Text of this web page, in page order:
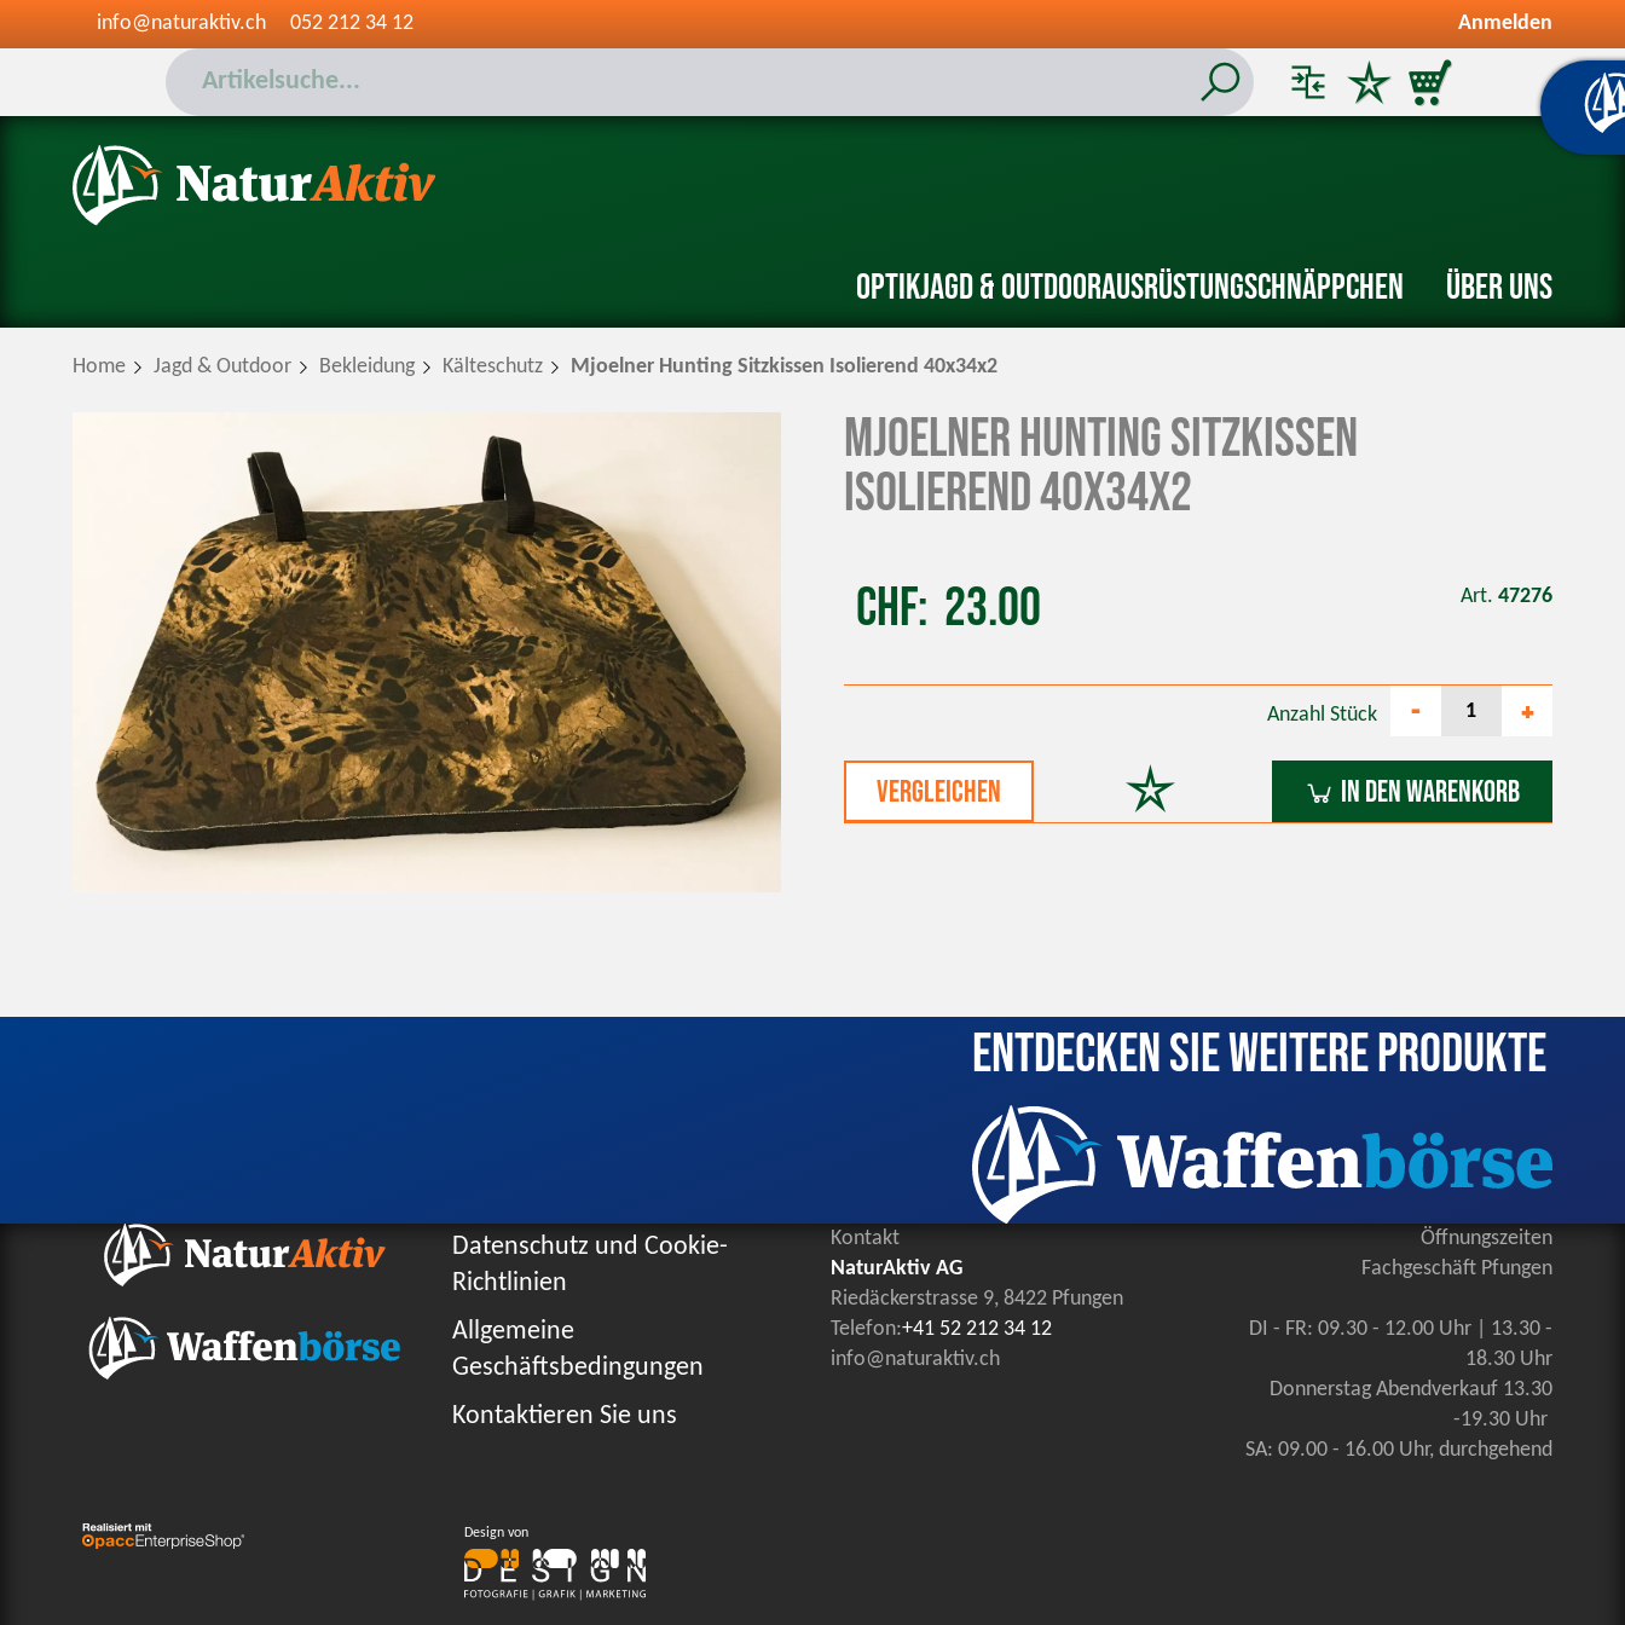
info@naturaktiv.ch 052 212 34 12 Anmelden
OptikJagd & OutdoorAusrüstungSchnäppchen Über uns
Home Jagd & Outdoor Bekleidung Kälteschutz Mjoelner Hunting Sitzkissen Isolierend 40x34x2
Mjoelner Hunting Sitzkissen
Isolierend 40x34x2
CHF 23.00 Art. 47276
vergleichen
Anzahl Stück - +
In den Warenkorb
Entdecken Sie weitere Produkte
Datenschutz und Cookie-
Richtlinien
Allgemeine
Geschäftsbedingungen
Kontaktieren Sie uns
Kontakt
NaturAktiv AG
Riedäckerstrasse 9, 8422 Pfungen
Telefon:+41 52 212 34 12
info@naturaktiv.ch
Öffnungszeiten
Fachgeschäft Pfungen
DI - FR: 09.30 - 12.00 Uhr | 13.30 -
18.30 Uhr
Donnerstag Abendverkauf 13.30
-19.30 Uhr
SA: 09.00 - 16.00 Uhr, durchgehend
Design von